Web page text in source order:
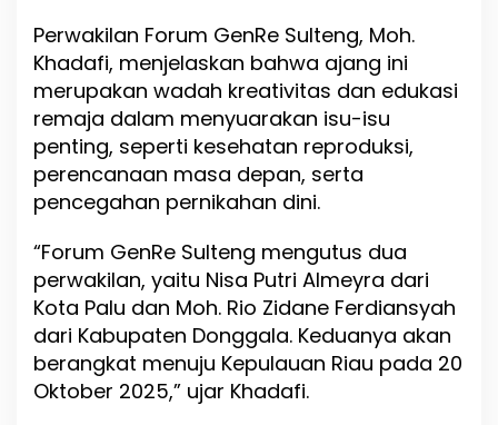
a
j
a
d
n
P
e
c
g
a
a
n
S
t
u
Perwakilan Forum GenRe Sulteng, Moh.
Khadafi, menjelaskan bahwa ajang ini
merupakan wadah kreativitas dan edukasi
remaja dalam menyuarakan isu-isu
penting, seperti kesehatan reproduksi,
perencanaan masa depan, serta
pencegahan pernikahan dini.
“Forum GenRe Sulteng mengutus dua
perwakilan, yaitu Nisa Putri Almeyra dari
Kota Palu dan Moh. Rio Zidane Ferdiansyah
dari Kabupaten Donggala. Keduanya akan
berangkat menuju Kepulauan Riau pada 20
Oktober 2025,” ujar Khadafi.